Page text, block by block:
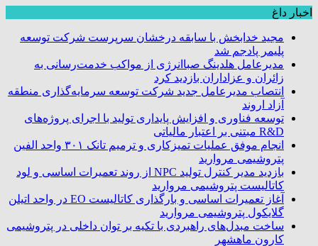
اخبار داغ
مجید خدابخش با سابقه درخشان سرپرست شرکت توسعه
پلیمر پادجم شد
مدیرعامل هلدینگ صباانرژی از مواکب خدمت‌رسانی به
زائران و عزاداران بازدید کرد
انتصاب مدیرعامل جدید شرکت توسعه سرمایه‌گذاری منطقه
آزاد اروند
توسعه فناوری و افزایش پایداری تولید با اجرای پروژه‌های
R&D مبتنی بر اعتبار مالیاتی
انجام موفق عملیات تمیزکاری و ترمیم تانک ۳۰۱ واحد الفین
پتروشیمی مروارید
بازدید مدیر کنترل تولید NPC از روند تعمیرات اساسی و لود
کاتالیست پتروشیمی مروارید
آغاز تعمیرات اساسی و بارگذاری کاتالیست EO در واحد اتیلن
گلایکول پتروشیمی مروارید
ساخت مبدل‌های راهبردی با تکیه بر توان داخلی در پتروشیمی
کارون ماهشهر